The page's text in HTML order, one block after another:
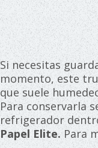
Si necesitas
momento, este
que suele
Para conservarla
refrigerador
Papel Elite.Para